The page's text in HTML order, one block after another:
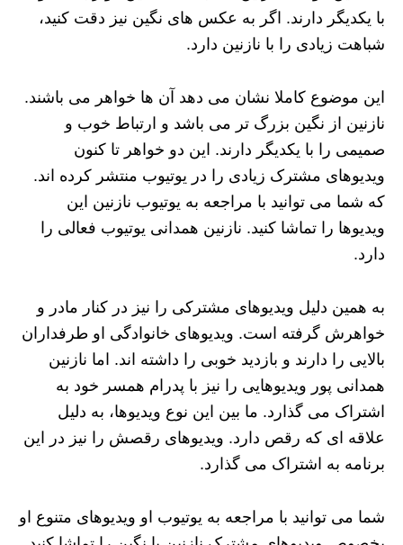
با یکدیگر دارند. اگر به عکس های نگین نیز دقت کنید،
شباهت زیادی را با نازنین دارد.
این موضوع کاملا نشان می دهد آن ها خواهر می باشند.
نازنین از نگین بزرگ تر می باشد و ارتباط خوب و
صمیمی را با یکدیگر دارند. این دو خواهر تا کنون
ویدیوهای مشترک زیادی را در یوتیوب منتشر کرده اند.
که شما می توانید با مراجعه به یوتیوب نازنین این
ویدیوها را تماشا کنید. نازنین همدانی یوتیوب فعالی را
دارد.
به همین دلیل ویدیوهای مشترکی را نیز در کنار مادر و
خواهرش گرفته است. ویدیوهای خانوادگی او طرفداران
بالایی را دارند و بازدید خوبی را داشته اند. اما نازنین
همدانی پور ویدیوهایی را نیز با پدرام همسر خود به
اشتراک می گذارد. ما بین این نوع ویدیوها، به دلیل
علاقه ای که رقص دارد. ویدیوهای رقصش را نیز در این
برنامه به اشتراک می گذارد.
شما می توانید با مراجعه به یوتیوب او ویدیوهای متنوع او